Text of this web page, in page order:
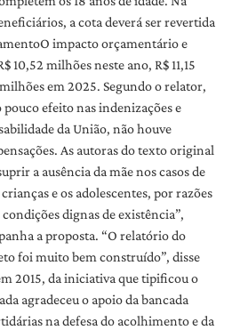
a cota deverá ser revertida
impacto orçamentário e
10,52 milhões neste ano, R$ 11,15
em 2025. Segundo o relator,
efeito nas indenizações e
da União, não houve
As autoras do texto original
a ausência da mãe nos casos de
e os adolescentes, por razões
dignas de existência”,
a proposta. “O relatório do
foi muito bem construído”, disse
2015, da iniciativa que tipificou o
agradeceu o apoio da bancada
na defesa do acolhimento e da